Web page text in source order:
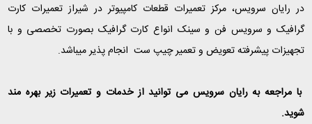
در رایان سرویس، مرکز تعمیرات قطعات کامپیوتر در شیراز تعمیرات کارت
گرافیک و سرویس فن و سینک انواع کارت گرافیک بصورت تخصصی و با
تجهیزات پیشرفته تعویض و تعمیر چیپ ست انجام پذیر میباشد.
با مراجعه به رایان سرویس می توانید از خدمات و تعمیرات زیر بهره مند
شوید.